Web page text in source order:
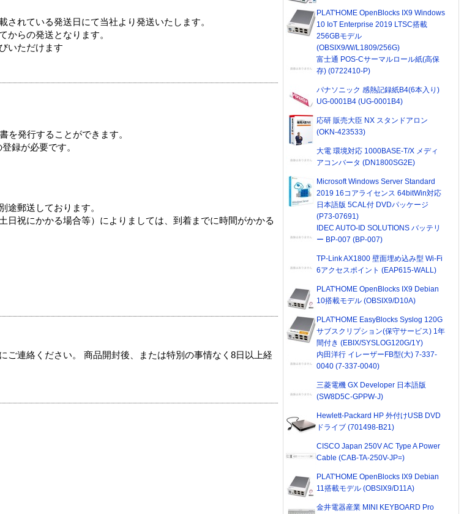
れている発送日にて当社より発送いたします。
からの発送となります。
いただけます
を発行することができます。
録が必要です。
途郵送しております。
日祝にかかる場合等）によりましては、到着までに時間がかかる
ご連絡ください。 商品開封後、または特別の事情なく8日以上経
PLAT'HOME OpenBlocks IX9 Windows
10 IoT Enterprise 2019 LTSC搭載
256GBモデル
(OBSIX9/W/L1809/256G)
富士通 POS-Cサーマルロール紙(高保
存) (0722410-P)
パナソニック 感熱記録紙B4(6本入り)
UG-0001B4 (UG-0001B4)
応研 販売大臣 NX スタンドアロン
(OKN-423533)
大電 環境対応 1000BASE-T/X メディ
アコンバータ (DN1800SG2E)
Microsoft Windows Server Standard
2019 16コアライセンス 64bitWin対応
日本語版 5CAL付 DVDパッケージ
(P73-07691)
IDEC AUTO-ID SOLUTIONS バッテリ
ー BP-007 (BP-007)
TP-Link AX1800 壁面埋め込み型 Wi-Fi
6アクセスポイント (EAP615-WALL)
PLAT'HOME OpenBlocks IX9 Debian
10搭載モデル (OBSIX9/D10A)
PLAT'HOME EasyBlocks Syslog 120G
サブスクリプション(保守サービス) 1年
間付き (EBIX/SYSLOG120G/1Y)
内田洋行 イレーザーFB型(大) 7-337-
0040 (7-337-0040)
三菱電機 GX Developer 日本語版
(SW8D5C-GPPW-J)
Hewlett-Packard HP 外付けUSB DVD
ドライブ (701498-B21)
CISCO Japan 250V AC Type A Power
Cable (CAB-TA-250V-JP=)
PLAT'HOME OpenBlocks IX9 Debian
11搭載モデル (OBSIX9/D11A)
金井電器産業 MINI KEYBOARD Pro